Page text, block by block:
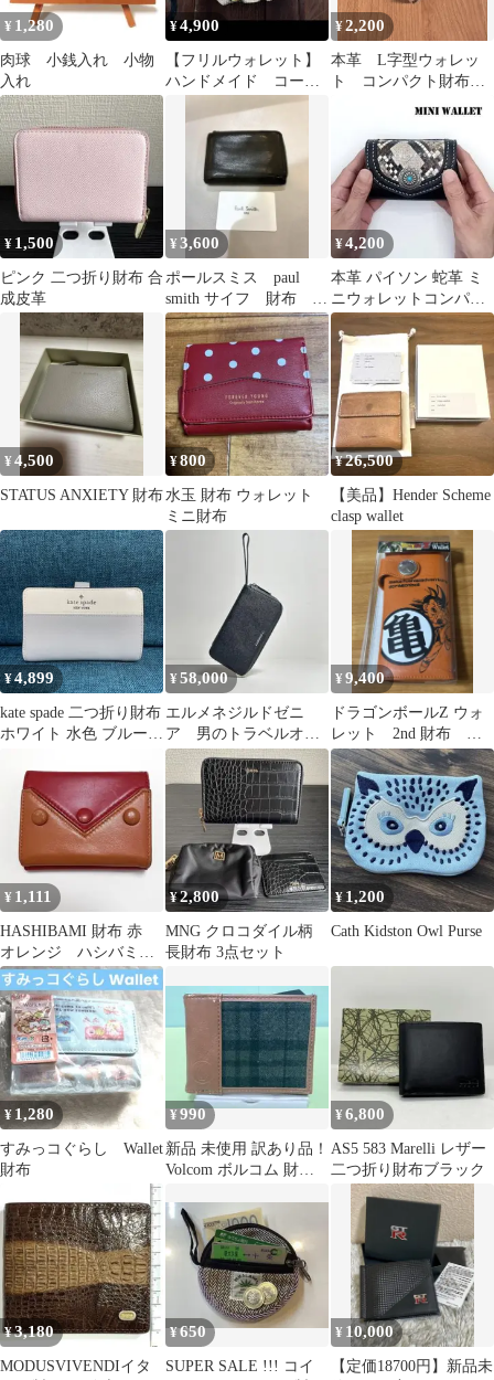
¥ 1,280
肉球 小銭入れ 小物
入れ
¥4,900
【フリルウォレット】
ハンドメイド コーデ
ュロイ コンパクト財
布 二つ折り財布
¥2,200
本革 L字型ウォレッ
ト コンパクト財布
¥ 1,500
ピンク 二つ折り財布 合
成皮革
¥3,600
ポールスミス paul
smith サイフ 財布
Wallet
¥4,200
本革 パイソン 蛇革 ミ
ニウォレットコンパク
トウォレット小さい財
布 ハンドメイド
¥4,500
STATUS ANXIETY 財布
¥800
水玉 財布 ウォレット
ミニ財布
¥26,500
【美品】Hender Scheme
clasp wallet
¥4,899
kate spade 二つ折り財布
ホワイト 水色 ブルーグ
¥58,000
エルメネジルドゼニ
ア 男のトラベルオー
ガナイザー※マネーク
リップ付
¥9,400
ドラゴンボールZ ウォ
レット 2nd 財布 ド
ラゴンボール 悟空
¥ 1,111
HASHIBAMI 財布 赤
オレンジ ハシバミ
ウォレット wallet
¥2,800
MNG クロコダイル柄
長財布 3点セット
¥ 1,200
Cath Kidston Owl Purse
¥ 1,280
すみっコぐらし Wallet
財布
¥990
新品 未使用 訳あり品！
Volcom ボルコム 財布
¥6,800
AS5 583 Marelli レザー
二つ折り財布ブラック
¥3,180
MODUSVIVENDIイタ
¥ 650
SUPER SALE !!! コイ
¥ 10,000
【定価18700円】新品未